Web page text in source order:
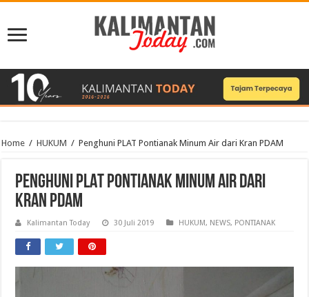
Home / HUKUM / Penghuni PLAT Pontianak Minum Air dari Kran PDAM
Penghuni PLAT Pontianak Minum Air dari
Kran PDAM
Kalimantan Today 30 Juli 2019 HUKUM, NEWS, PONTIANAK